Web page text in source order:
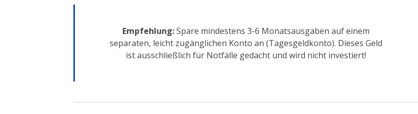
Empfehlung:Spare mindestens 3-6 Monatsausgaben auf einem
separaten, leicht zugänglichen Konto an (Tagesgeldkonto). Dieses Geld
ist ausschließlich für Notfälle gedacht und wird nicht investiert!